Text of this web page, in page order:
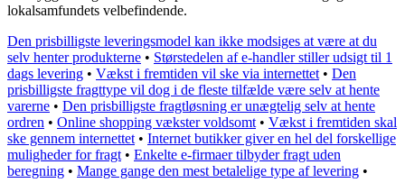
lokalsamfundets velbefindende.
Den prisbilligste leveringsmodel kan ikke modsiges at være at du
selv henter produkterne • Størstedelen af e-handler stiller udsigt til 1
dags levering • Vækst i fremtiden vil ske via internettet • Den
prisbilligste fragttype vil dog i de fleste tilfælde være selv at hente
varerne • Den prisbilligste fragtløsning er unægtelig selv at hente
ordren • Online shopping vækster voldsomt • Vækst i fremtiden skal
ske gennem internettet • Internet butikker giver en hel del forskellige
muligheder for fragt • Enkelte e-firmaer tilbyder fragt uden
beregning • Mange gange den mest betalelige type af levering •